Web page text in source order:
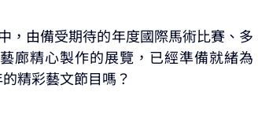
，由備受期待的年度國際馬術比賽、多
廊精心製作的展覽，已經準備就緒為
精彩藝文節目嗎？